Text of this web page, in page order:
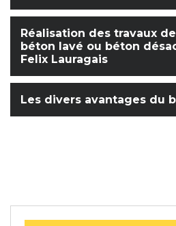
Réalisation des travaux
béton lavé ou béton
Felix Lauragais
Les divers avantages du